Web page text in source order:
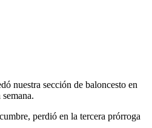
nuestra sección de baloncesto en
perdió en la tercera prórroga